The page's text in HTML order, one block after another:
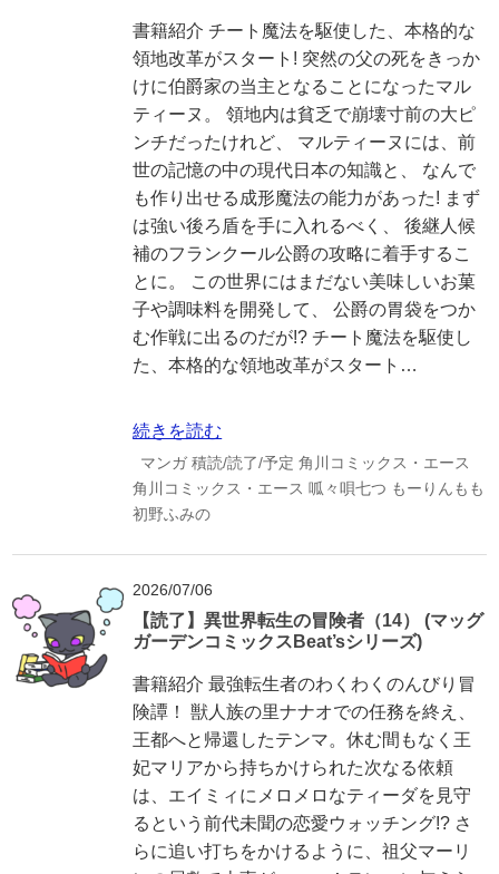
書籍紹介 チート魔法を駆使した、本格的な
領地改革がスタート! 突然の父の死をきっか
けに伯爵家の当主となることになったマル
ティーヌ。 領地内は貧乏で崩壊寸前の大ピ
ンチだったけれど、 マルティーヌには、前
世の記憶の中の現代日本の知識と、 なんで
も作り出せる成形魔法の能力があった! まず
は強い後ろ盾を手に入れるべく、 後継人候
補のフランクール公爵の攻略に着手するこ
とに。 この世界にはまだない美味しいお菓
子や調味料を開発して、 公爵の胃袋をつか
む作戦に出るのだが!? チート魔法を駆使し
た、本格的な領地改革がスタート…
続きを読む
マンガ 積読/読了/予定 角川コミックス・エース
角川コミックス・エース 呱々唄七つ もーりんもも
初野ふみの
2026/07/06
【読了】異世界転生の冒険者（14） (マッグ
ガーデンコミックスBeat’sシリーズ)
書籍紹介 最強転生者のわくわくのんびり冒
険譚！ 獣人族の里ナナオでの任務を終え、
王都へと帰還したテンマ。休む間もなく王
妃マリアから持ちかけられた次なる依頼
は、エイミィにメロメロなティーダを見守
るという前代未聞の恋愛ウォッチング!? さ
らに追い打ちをかけるように、祖父マーリ